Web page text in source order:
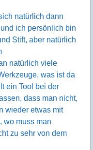
natürlich dann
ich persönlich bin
Stift, aber natürlich
natürlich viele
was ist da
ein Tool bei der
dass man nicht,
wieder etwas mit
wo muss man
zu sehr von dem